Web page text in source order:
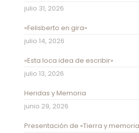
julio 31, 2026
«Felisberto en gira»
julio 14, 2026
«Esta loca idea de escribir»
julio 13, 2026
Heridas y Memoria
junio 29, 2026
Presentación de «Tierra y